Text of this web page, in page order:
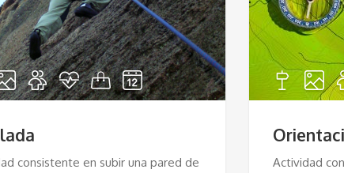
consistente en subir una pared de
Actividad